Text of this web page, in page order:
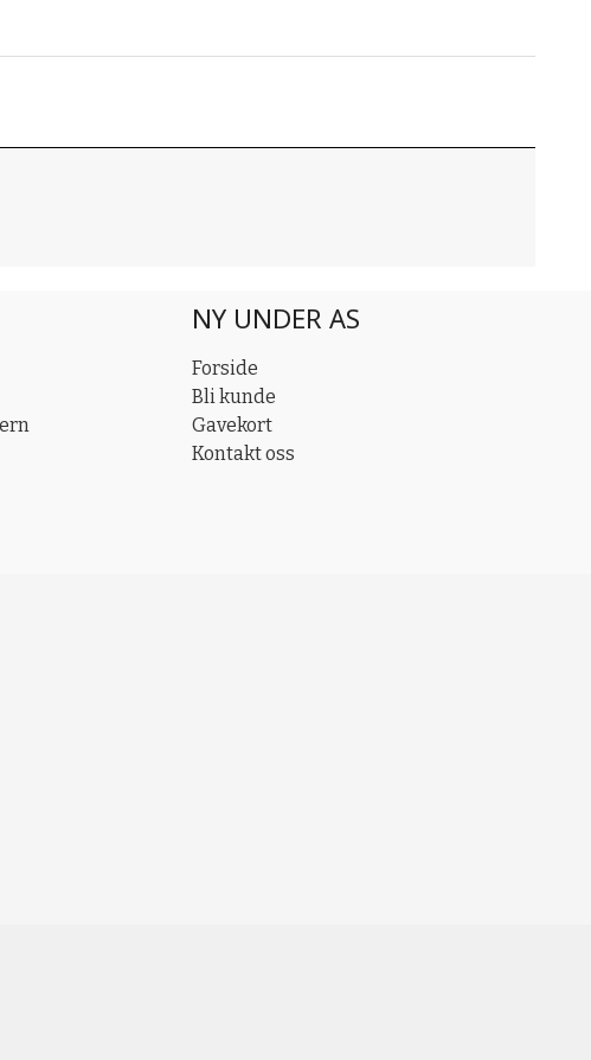
NY UNDER AS
Forside
Bli kunde
Gavekort
Kontakt oss